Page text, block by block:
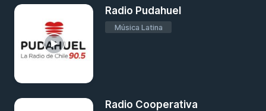
Radio Pudahuel
Música Latina
Radio Cooperativa